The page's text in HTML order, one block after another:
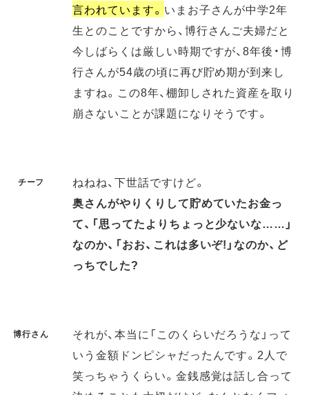
言われています。 いまお子さんが中学2年
生とのことですから、博行さんご夫婦だと
今しばらくは厳しい時期ですが、8年後・博
行さんが54歳の頃に再び貯め期が到来し
ますね。この8年、棚卸しされた資産を取り
崩さないことが課題になりそうです。
チーフ
ねねね、下世話ですけど。
奥さんがやりくりして貯めていたお金っ
て、「思ってたよりちょっと少ないな……」
なのか、「おお、これは多いぞ!」なのか、ど
っちでした?
博行さん
それが、本当に「このくらいだろうな」って
いう金額ドンピシャだったんです。2人で
笑っちゃうくらい。金銭感覚は話し合って